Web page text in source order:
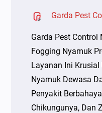
Garda Pest
Garda Pest
Fogging Nyamuk
Layanan Ini
Nyamuk Dewasa
Penyakit
Chikungunya, Dan